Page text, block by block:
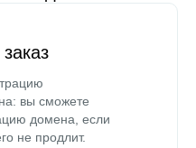
вы сможете
домена, если
не продлит.